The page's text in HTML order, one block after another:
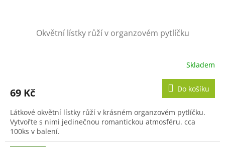
Okvětní lístky růží v organzovém pytlíčku
Skladem
69 Kč Do košíku
Látkové okvětní lístky růží v krásném organzovém pytlíčku.
Vytvořte s nimi jedinečnou romantickou atmosféru. cca
100ks v balení.